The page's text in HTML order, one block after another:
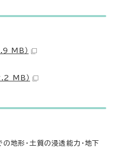
MB）
MB）
地形・土質の浸透能力・地下